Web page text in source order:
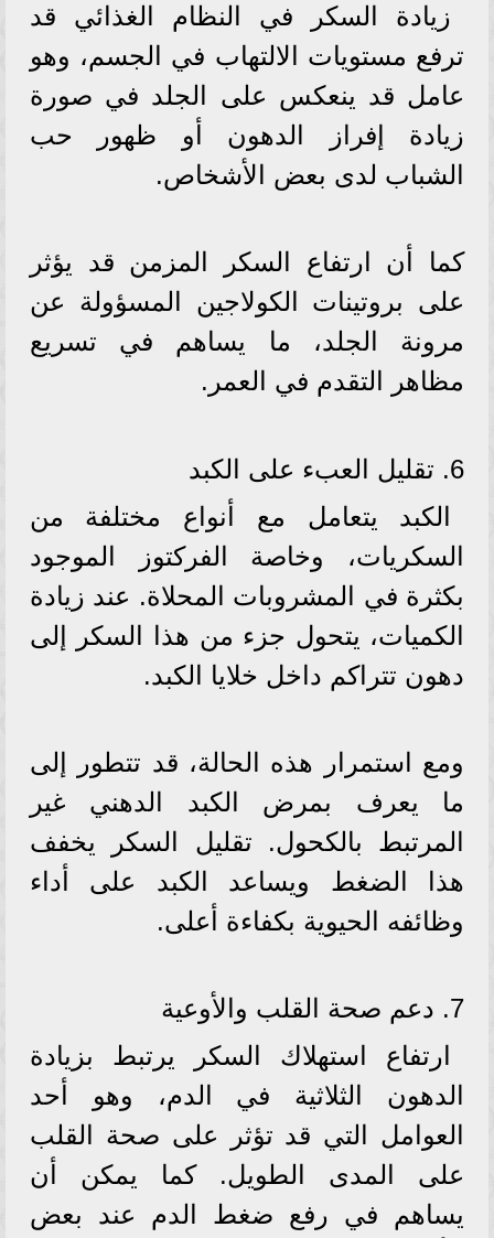
زيادة السكر في النظام الغذائي قد
ترفع مستويات الالتهاب في الجسم، وهو
عامل قد ينعكس على الجلد في صورة
زيادة إفراز الدهون أو ظهور حب
الشباب لدى بعض الأشخاص.
كما أن ارتفاع السكر المزمن قد يؤثر
على بروتينات الكولاجين المسؤولة عن
مرونة الجلد، ما يساهم في تسريع
مظاهر التقدم في العمر.
6. تقليل العبء على الكبد
الكبد يتعامل مع أنواع مختلفة من
السكريات، وخاصة الفركتوز الموجود
بكثرة في المشروبات المحلاة. عند زيادة
الكميات، يتحول جزء من هذا السكر إلى
دهون تتراكم داخل خلايا الكبد.
ومع استمرار هذه الحالة، قد تتطور إلى
ما يعرف بمرض الكبد الدهني غير
المرتبط بالكحول. تقليل السكر يخفف
هذا الضغط ويساعد الكبد على أداء
وظائفه الحيوية بكفاءة أعلى.
7. دعم صحة القلب والأوعية
ارتفاع استهلاك السكر يرتبط بزيادة
الدهون الثلاثية في الدم، وهو أحد
العوامل التي قد تؤثر على صحة القلب
على المدى الطويل. كما يمكن أن
يساهم في رفع ضغط الدم عند بعض